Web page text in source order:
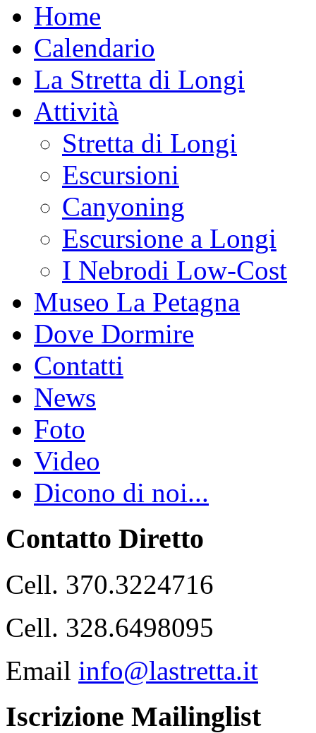
Home
Calendario
La Stretta di Longi
Attività
Stretta di Longi
Escursioni
Canyoning
Escursione a Longi
I Nebrodi Low-Cost
Museo La Petagna
Dove Dormire
Contatti
News
Foto
Video
Dicono di noi...
Contatto Diretto
Cell. 370.3224716
Cell. 328.6498095
Email info@lastretta.it
Iscrizione Mailinglist